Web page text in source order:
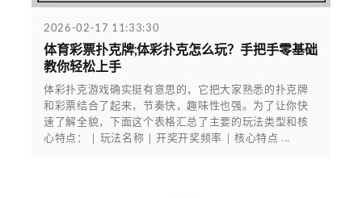
2026-02-17 11:33:30
体育彩票扑克牌;体彩扑克怎么玩？手把手零基础
教你轻松上手
体彩扑克游戏确实挺有意思的，它把大家熟悉的扑克牌
和彩票结合了起来，节奏快，趣味性也强。为了让你快
速了解全貌，下面这个表格汇总了主要的玩法类型和核
心特点： | 玩法名称 | 开奖开奖频率 | 核心特点 ...